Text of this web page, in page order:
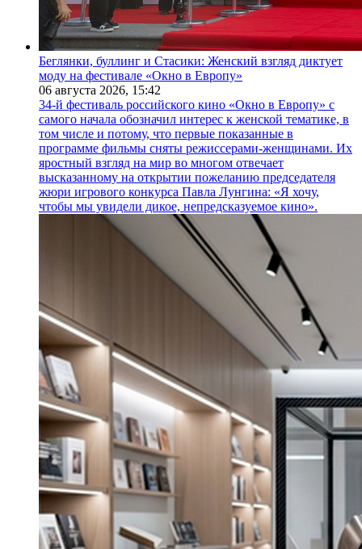
Беглянки, буллинг и Стасики: Женский взгляд диктует
моду на фестивале «Окно в Европу»
06 августа 2026, 15:42
34-й фестиваль российского кино «Окно в Европу» с
самого начала обозначил интерес к женской тематике, в
том числе и потому, что первые показанные в
программе фильмы сняты режиссерами-женщинами. Их
яростный взгляд на мир во многом отвечает
высказанному на открытии пожеланию председателя
жюри игрового конкурса Павла Лунгина: «Я хочу,
чтобы мы увидели дикое, непредсказуемое кино».